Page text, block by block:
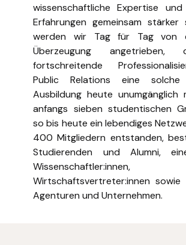
wissenschaftliche Expertise
Erfahrungen gemeinsam stärker
werden wir Tag für Tag von
Überzeugung
fortschreitende
Public Relations eine solche
Ausbildung heute unumgänglich
anfangs sieben studentischen
so bis heute ein lebendiges
400 Mitgliedern entstanden,
Studierenden und Alumni,
Wissenschaftler:innen,
Wirtschaftsvertreter:innen sowie
Agenturen und Unternehmen.